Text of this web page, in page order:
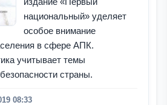
национальный» уделяет
особое внимание
в сфере АПК.
учитывает темы
страны.
08:33